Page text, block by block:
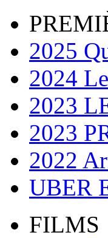
2025
2024
2023
2023
2022
UBER
FILMS